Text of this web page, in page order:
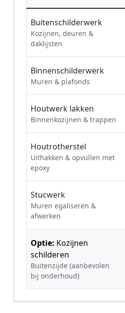
Buitenschilderwerk
Kozijnen, deuren &
daklijsten
Binnenschilderwerk
Muren & plafonds
Houtwerk lakken
Binnenkozijnen & trappen
Houtrotherstel
Uithakken & opvullen met
epoxy
Stucwerk
Muren egaliseren &
afwerken
Optie: Kozijnen
schilderen
Buitenzijde (aanbevolen
bij onderhoud)